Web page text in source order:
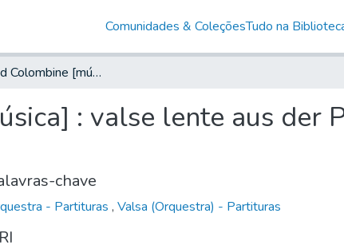
Comunidades & ColeçõesTudo na
Pierrot und Colombine [música] : valse lente aus der Pantomime Der Scheemann
: valse lente aus der
chave
- Partituras , Valsa (Orquestra) - Partituras